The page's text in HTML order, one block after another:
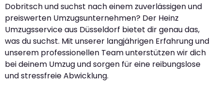
Dobritsch und suchst nach einem zuverlässigen und
preiswerten Umzugsunternehmen? Der Heinz
Umzugsservice aus Düsseldorf bietet dir genau das,
was du suchst. Mit unserer langjährigen Erfahrung und
unserem professionellen Team unterstützen wir dich
bei deinem Umzug und sorgen für eine reibungslose
und stressfreie Abwicklung.